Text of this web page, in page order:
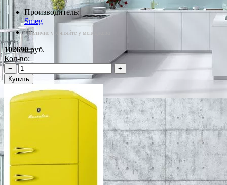
Производитель:
Smeg
*Наличие уточняйте у менеджера
102690руб.
Кол-во:
−
+
Купить